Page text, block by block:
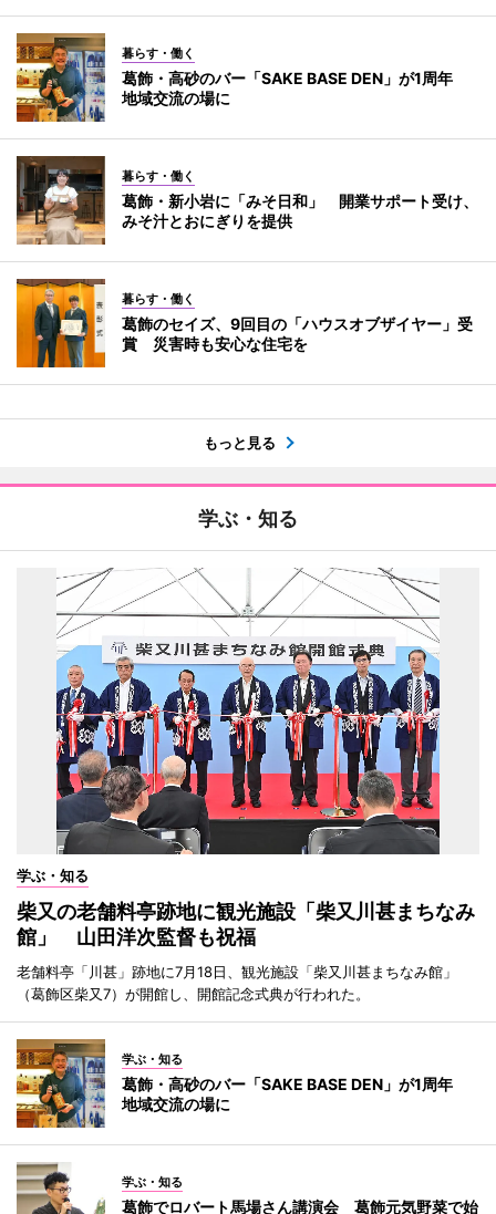
暮らす・働く
葛飾・高砂のバー「SAKE BASE DEN」が1周年
地域交流の場に
暮らす・働く
葛飾・新小岩に「みそ日和」 開業サポート受け、
みそ汁とおにぎりを提供
暮らす・働く
葛飾のセイズ、9回目の「ハウスオブザイヤー」受
賞 災害時も安心な住宅を
もっと見る
学ぶ・知る
学ぶ・知る
柴又の老舗料亭跡地に観光施設「柴又川甚まちなみ
館」 山田洋次監督も祝福
老舗料亭「川甚」跡地に7月18日、観光施設「柴又川甚まちなみ館」
（葛飾区柴又7）が開館し、開館記念式典が行われた。
学ぶ・知る
葛飾・高砂のバー「SAKE BASE DEN」が1周年
地域交流の場に
学ぶ・知る
葛飾でロバート馬場さん講演会 葛飾元気野菜で始